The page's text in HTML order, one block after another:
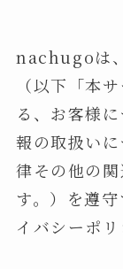
nachugoは
（以下「本
る、お客様
報の取扱い
律その他の
す。）を遵
イバシーポ